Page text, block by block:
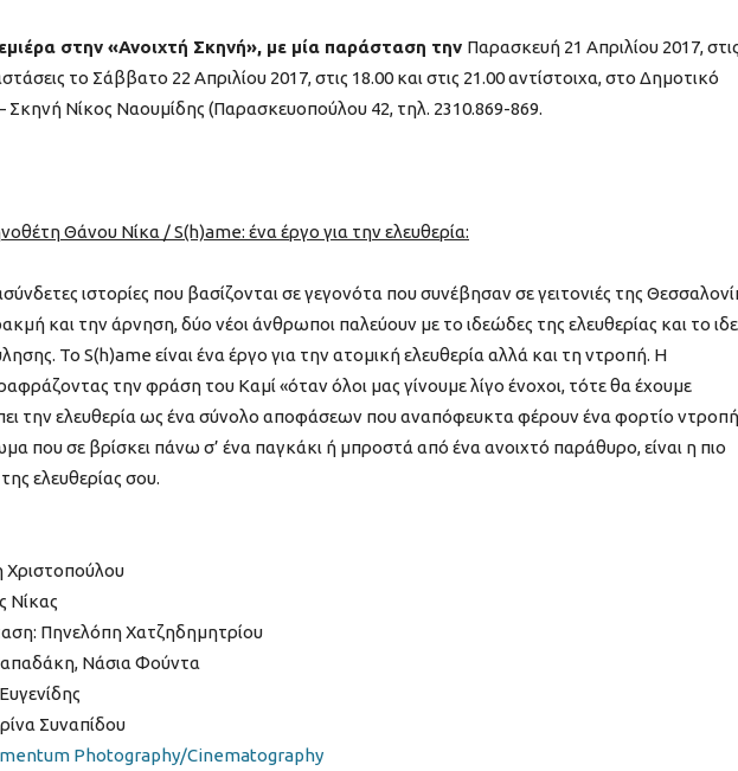
στην «Ανοιχτή Σκηνή», με μία παράσταση την Παρασκευή 21 Απριλίου 2017,
το Σάββατο 22 Απριλίου 2017, στις 18.00 και στις 21.00 αντίστοιχα, στο Δημοτικό
Σκηνή Νίκος Ναουμίδης (Παρασκευοπούλου 42, τηλ. 2310.869-869.
Θάνου Νίκα / S(h)ame: ένα έργο για την ελευθερία:
ιστορίες που βασίζονται σε γεγονότα που συνέβησαν σε γειτονιές της
και την άρνηση, δύο νέοι άνθρωποι παλεύουν με το ιδεώδες της ελευθερίας και το
Το S(h)ame είναι ένα έργο για την ατομική ελευθερία αλλά και τη ντροπή. Η
την φράση του Καμί «όταν όλοι μας γίνουμε λίγο ένοχοι, τότε θα έχουμε
την ελευθερία ως ένα σύνολο αποφάσεων που αναπόφευκτα φέρουν ένα φορτίο
που σε βρίσκει πάνω σ’ ένα παγκάκι ή μπροστά από ένα ανοιχτό παράθυρο, είναι η πιο
ελευθερίας σου.
Χριστοπούλου
Νίκας
Πηνελόπη Χατζηδημητρίου
Νάσια Φούντα
Συναπίδου
Photography/Cinematography